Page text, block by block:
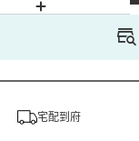
宅配到府